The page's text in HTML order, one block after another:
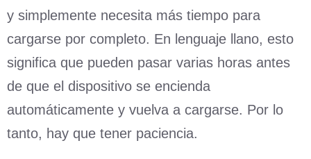
y simplemente necesita más tiempo para
cargarse por completo. En lenguaje llano, esto
significa que pueden pasar varias horas antes
de que el dispositivo se encienda
automáticamente y vuelva a cargarse. Por lo
tanto, hay que tener paciencia.